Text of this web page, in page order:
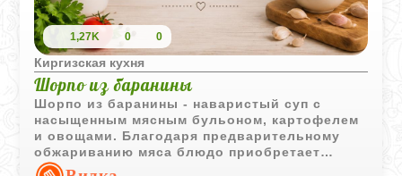
1,27K 0 0
Киргизская кухня
Шорпо из баранины
Шорпо из баранины - наваристый суп с
насыщенным мясным бульоном, картофелем
и овощами. Благодаря предварительному
обжариванию мяса блюдо приобретает
особенно выразительный вкус и аромат.